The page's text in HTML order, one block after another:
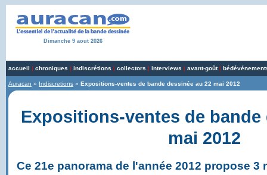
Dimanche 9 aout 2026
accueil | chroniques | indiscrétions | collectors | interviews | avant-goût|
Auracan » Indiscretions » Expositions-ventes de bande dessinée au 22 mai 2012
Expositions-ventes de bande
mai 2012
Ce 21e panorama de l'année 2012 propose